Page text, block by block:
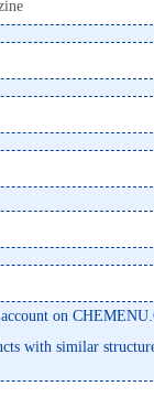
on
with similar